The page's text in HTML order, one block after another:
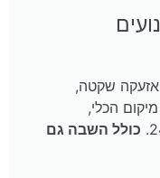
אזעקה שקטה,
הכלי,
כולל השבה גם